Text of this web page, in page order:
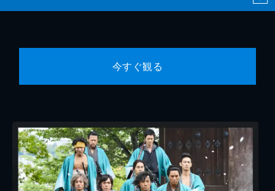
今すぐ観る